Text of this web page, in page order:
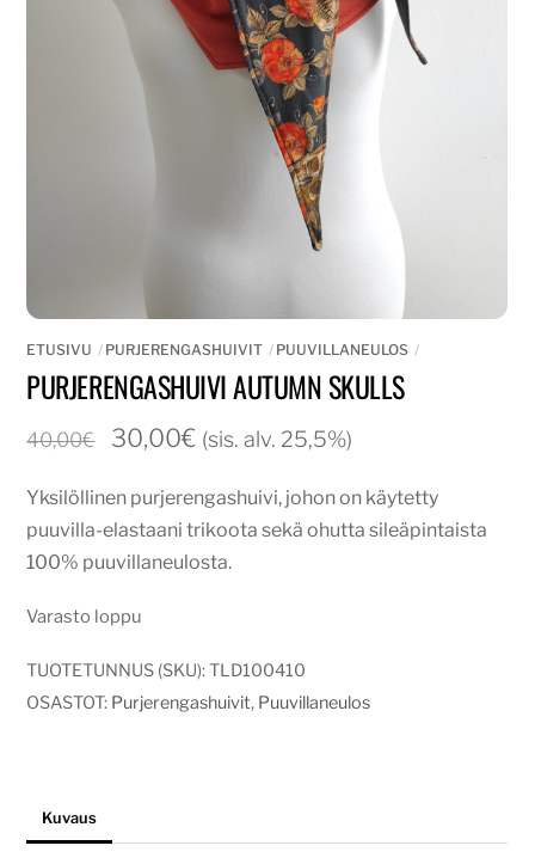
ETUSIVU PURJERENGASHUIVIT PUUVILLANEULOS
PURJERENGASHUIVI AUTUMN SKULLS
40,00€
Alkuperäinen
oli:
40,00€.
30,00€Nykyinen
on:
30,00€.
(sis. alv. 25,5%)
Yksilöllinen purjerengashuivi, johon on käytetty
puuvilla-elastaani trikoota sekä ohutta sileäpintaista
100% puuvillaneulosta.
Varasto loppu
TUOTETUNNUS (SKU):TLD100410
OSASTOT: Purjerengashuivit, Puuvillaneulos
Kuvaus